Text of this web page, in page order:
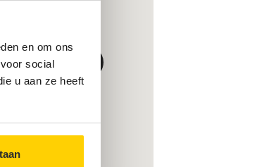
en om ons
social
u aan ze heeft